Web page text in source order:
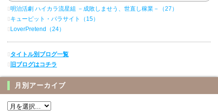
明治活劇 ハイカラ流星組 －成敗しませう、世直し稼業－（27）
キューピット・パラサイト（15）
LoverPretend（24）
タイトル別ブログ一覧
旧ブログはコチラ
月別アーカイブ